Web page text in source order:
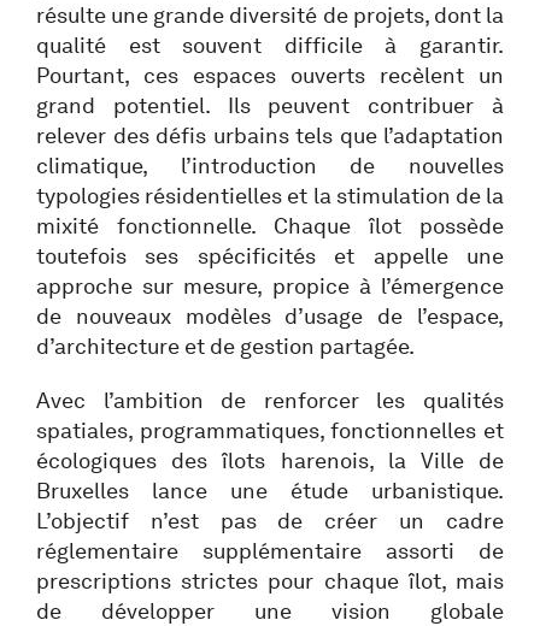
résulte une grande diversité de projets, dont la
qualité est souvent difficile à garantir.
Pourtant, ces espaces ouverts recèlent un
grand potentiel. Ils peuvent contribuer à
relever des défis urbains tels que l’adaptation
climatique, l’introduction de nouvelles
typologies résidentielles et la stimulation de la
mixité fonctionnelle. Chaque îlot possède
toutefois ses spécificités et appelle une
approche sur mesure, propice à l’émergence
de nouveaux modèles d’usage de l’espace,
d’architecture et de gestion partagée.
Avec l’ambition de renforcer les qualités
spatiales, programmatiques, fonctionnelles et
écologiques des îlots harenois, la Ville de
Bruxelles lance une étude urbanistique.
L’objectif n’est pas de créer un cadre
réglementaire supplémentaire assorti de
prescriptions strictes pour chaque îlot, mais
de développer une vision globale